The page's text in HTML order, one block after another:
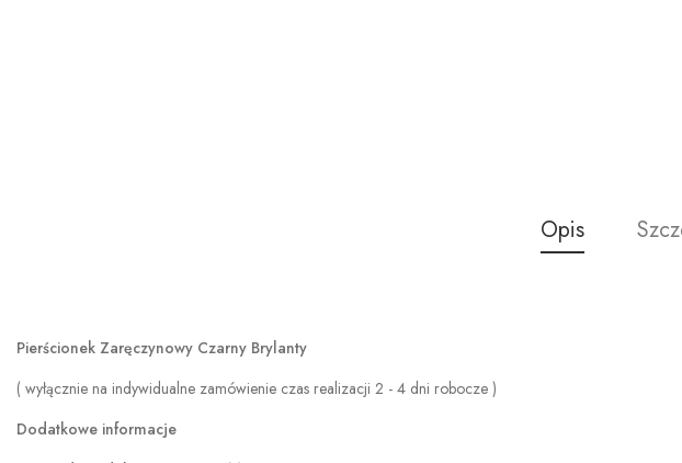
Opis
Pierścionek Zaręczynowy Czarny Brylanty
( wyłącznie na indywidualne zamówienie czas realizacji 2 - 4 dni robocze )
Dodatkowe informacje